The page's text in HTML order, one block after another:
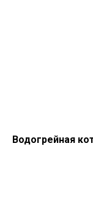
Водогрейная